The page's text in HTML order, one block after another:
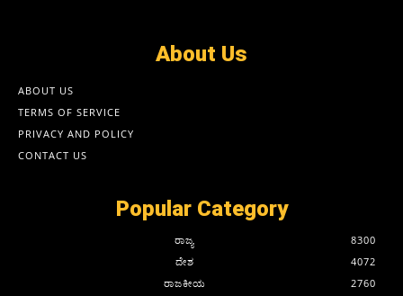
About Us
ABOUT US
TERMS OF SERVICE
PRIVACY AND POLICY
CONTACT US
Popular Category
ರಾಜ್ಯ
8300
ದೇಶ
4072
ರಾಜಕೀಯ
2760